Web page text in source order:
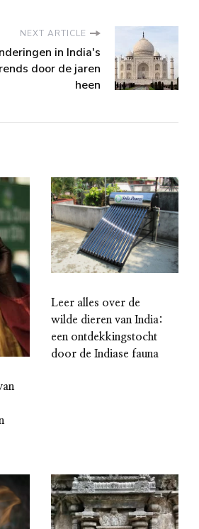
NEXT ARTICLE
in India's
door de jaren
heen
Leer alles over de
wilde dieren van India:
een ontdekkingstocht
door de Indiase fauna